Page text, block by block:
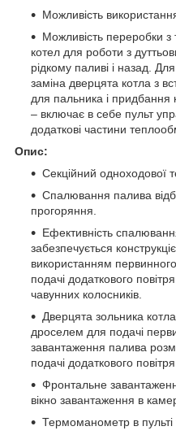
Можливість
Можливість переробки з
котел для роботи з
рідкому паливі і назад.
заміна дверцята котла з
для пальника і придбання
– включає в себе пульт
додаткові частини
Опис:
Секційний одноходової
Спалювання палива
прогоряння.
Ефективність
забезпечується
використанням
подачі додаткового
чавунних колосників.
Дверцята зольника
дроселем для подачі
завантаження палива
подачі додаткового повітря.
Фронтальне
вікно завантаження в
Термоманометр в пульті